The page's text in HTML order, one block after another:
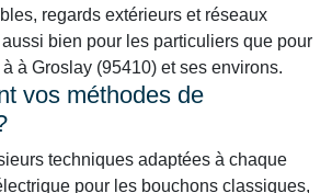
regards extérieurs et réseaux
bien pour les particuliers que pour
à Groslay (95410) et ses environs.
vos méthodes de
techniques adaptées à chaque
pour les bouchons classiques,